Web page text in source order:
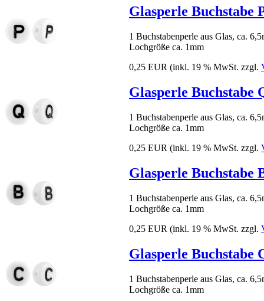
Glasperle Buchstabe
1 Buchstabenperle aus Glas, ca.
Lochgröße ca. 1mm
0,25 EUR (inkl. 19 % MwSt. zzgl.
Glasperle Buchstabe
1 Buchstabenperle aus Glas, ca.
Lochgröße ca. 1mm
0,25 EUR (inkl. 19 % MwSt. zzgl.
Glasperle Buchstabe
1 Buchstabenperle aus Glas, ca.
Lochgröße ca. 1mm
0,25 EUR (inkl. 19 % MwSt. zzgl.
Glasperle Buchstabe
1 Buchstabenperle aus Glas, ca.
Lochgröße ca. 1mm